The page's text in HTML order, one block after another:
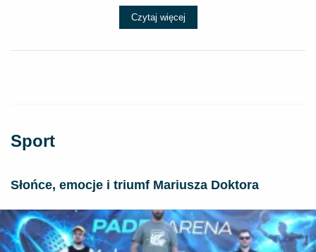
Czytaj więcej
Sport
Słońce, emocje i triumf Mariusza Doktora